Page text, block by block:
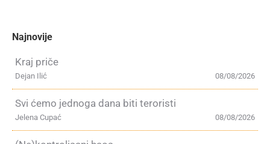
Najnovije
Kraj priče
08/08/2026
Dejan Ilić
Svi ćemo jednoga dana biti teroristi
08/08/2026
Jelena Cupać